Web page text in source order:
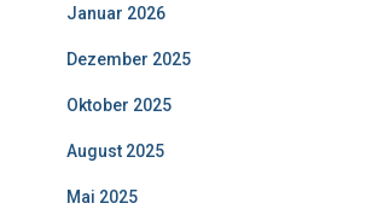
Januar 2026
Dezember 2025
Oktober 2025
August 2025
Mai 2025